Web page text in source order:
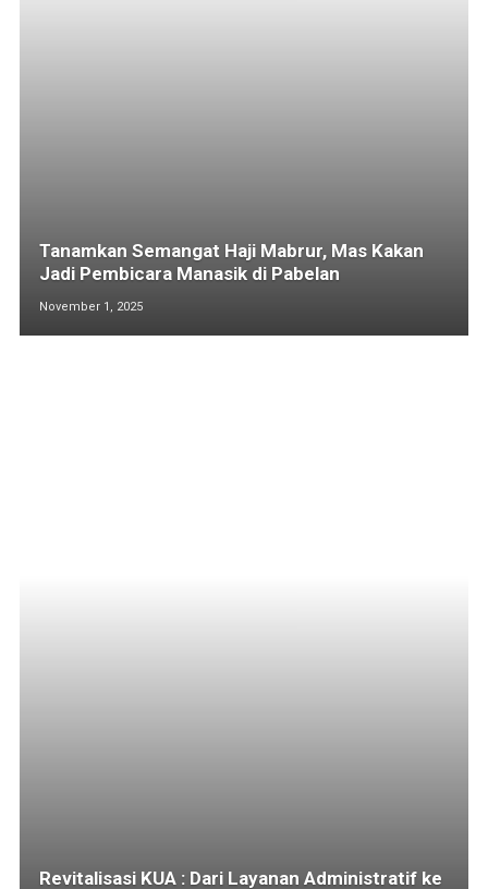
Tanamkan Semangat Haji Mabrur, Mas Kakan
Jadi Pembicara Manasik di Pabelan
November 1, 2025
Revitalisasi KUA : Dari Layanan Administratif ke